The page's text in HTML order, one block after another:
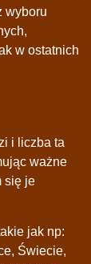
wyboru
w ostatnich
i liczba ta
ważne
się je
jak np:
Świecie,